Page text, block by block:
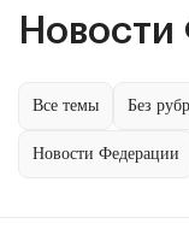
Все темы Без
Новости Федерации